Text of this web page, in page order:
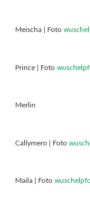
Meischa | Foto
Prince | Foto
Merlin
Callymero | Foto
Maila | Foto